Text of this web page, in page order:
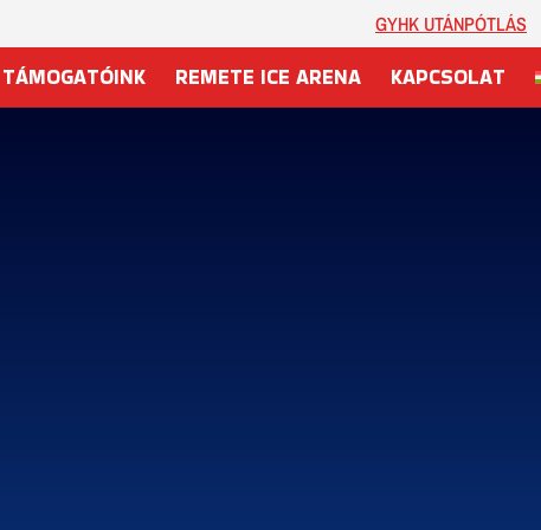
GYHK UTÁNPÓTLÁS
TÁMOGATÓINK REMETE ICE ARENA KAPCSOLAT